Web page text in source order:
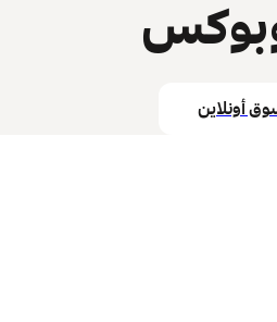
أونلاين